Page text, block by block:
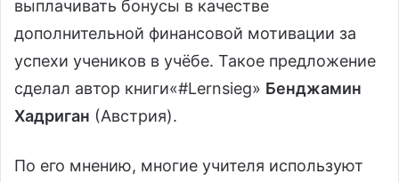
выплачивать бонусы в качестве
дополнительной финансовой мотивации за
успехи учеников в учёбе. Такое предложение
сделал автор книги«#Lernsieg» Бенджамин
Хадриган (Австрия).
По его мнению, многие учителя используют